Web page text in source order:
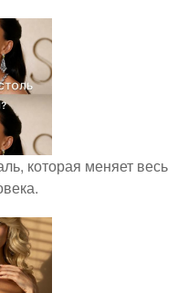
которая меняет весь